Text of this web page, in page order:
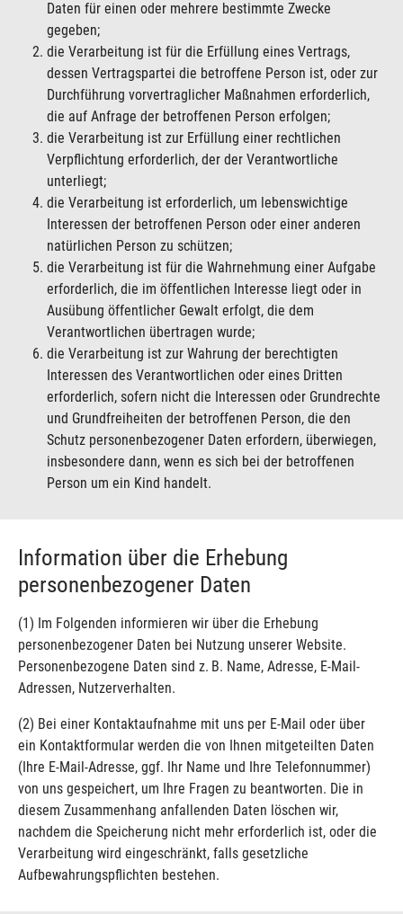
Daten für einen oder mehrere bestimmte Zwecke
gegeben;
die Verarbeitung ist für die Erfüllung eines Vertrags,
dessen Vertragspartei die betroffene Person ist, oder zur
Durchführung vorvertraglicher Maßnahmen erforderlich,
die auf Anfrage der betroffenen Person erfolgen;
die Verarbeitung ist zur Erfüllung einer rechtlichen
Verpflichtung erforderlich, der der Verantwortliche
unterliegt;
die Verarbeitung ist erforderlich, um lebenswichtige
Interessen der betroffenen Person oder einer anderen
natürlichen Person zu schützen;
die Verarbeitung ist für die Wahrnehmung einer Aufgabe
erforderlich, die im öffentlichen Interesse liegt oder in
Ausübung öffentlicher Gewalt erfolgt, die dem
Verantwortlichen übertragen wurde;
die Verarbeitung ist zur Wahrung der berechtigten
Interessen des Verantwortlichen oder eines Dritten
erforderlich, sofern nicht die Interessen oder Grundrechte
und Grundfreiheiten der betroffenen Person, die den
Schutz personenbezogener Daten erfordern, überwiegen,
insbesondere dann, wenn es sich bei der betroffenen
Person um ein Kind handelt.
Information über die Erhebung
personenbezogener Daten
(1) Im Folgenden informieren wir über die Erhebung
personenbezogener Daten bei Nutzung unserer Website.
Personenbezogene Daten sind z. B. Name, Adresse, E-Mail-
Adressen, Nutzerverhalten.
(2) Bei einer Kontaktaufnahme mit uns per E-Mail oder über
ein Kontaktformular werden die von Ihnen mitgeteilten Daten
(Ihre E-Mail-Adresse, ggf. Ihr Name und Ihre Telefonnummer)
von uns gespeichert, um Ihre Fragen zu beantworten. Die in
diesem Zusammenhang anfallenden Daten löschen wir,
nachdem die Speicherung nicht mehr erforderlich ist, oder die
Verarbeitung wird eingeschränkt, falls gesetzliche
Aufbewahrungspflichten bestehen.